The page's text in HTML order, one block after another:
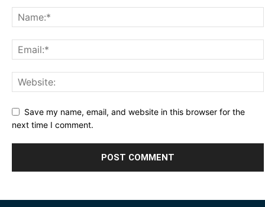
Save my name, email, and website in this browser for the
next time I comment.